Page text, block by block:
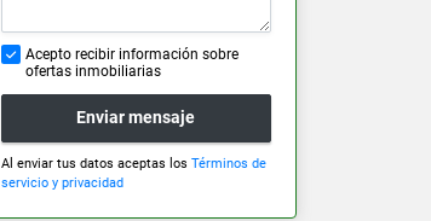
Acepto recibir información sobre
ofertas inmobiliarias
Enviar mensaje
Al enviar tus datos aceptas los Términos de
servicio y privacidad